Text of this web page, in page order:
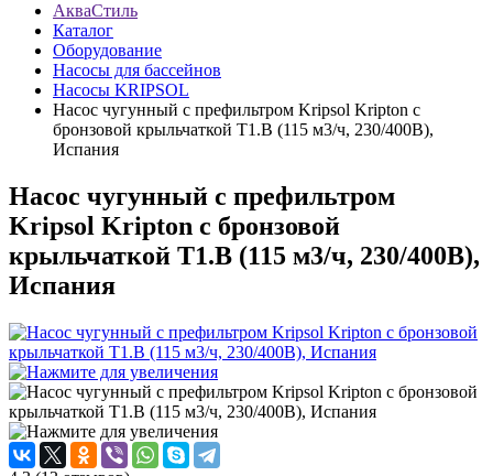
АкваСтиль
Каталог
Оборудование
Насосы для бассейнов
Насосы KRIPSOL
Насос чугунный с префильтром Kripsol Kripton с
бронзовой крыльчаткой Т1.В (115 м3/ч, 230/400В),
Испания
Насос чугунный с префильтром
Kripsol Kripton с бронзовой
крыльчаткой Т1.В (115 м3/ч, 230/400В),
Испания